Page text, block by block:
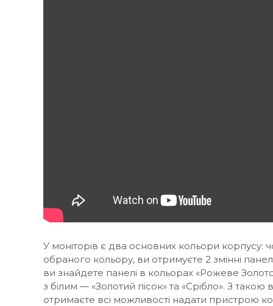
У моніторів є два основних кольори корпусу:
обраного кольору, ви отримуєте 2 змінні
ви знайдете панелі в кольорах «Рожеве
з білим — «Золотий пісок» та «Срібло». З такою
отримаєте всі можливості надати пристрою